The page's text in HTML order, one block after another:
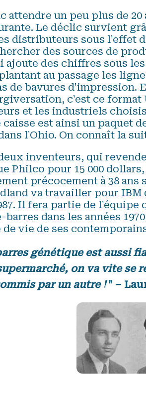
attendre un peu plus de
Le déclic survient
distributeurs sous l'effet
des sources de
ajoute des chiffres sous
au passage les
de bavures d'impression.
c'est ce format
et les industriels
caisse est ainsi un paquet
l'Ohio. On connaît la
inventeurs, qui
Philco pour 15 000
précocement à 38 ans
va travailler pour IBM
Il fera partie de l'équipe
barres dans les années
vie de ses
génétique est aussi
on va vite se
par un autre !" –